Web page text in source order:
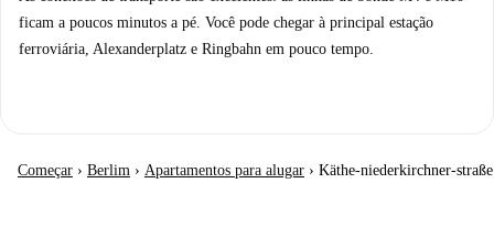
ficam a poucos minutos a pé. Você pode chegar à principal estação
ferroviária, Alexanderplatz e Ringbahn em pouco tempo.
Começar › Berlim › Apartamentos para alugar › Käthe-niederkirchner-straße